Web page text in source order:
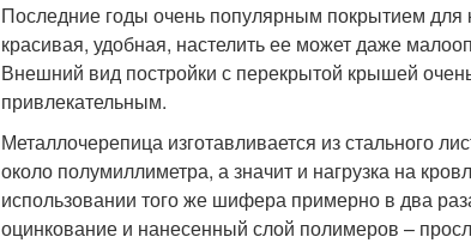
Последние годы очень популярным покрытием
красивая, удобная, настелить ее может даже
Внешний вид постройки с перекрытой крышей
привлекательным.
Металлочерепица изготавливается из стального
около полумиллиметра, а значит и нагрузка на
использовании того же шифера примерно в два
оцинкование и нанесенный слой полимеров –